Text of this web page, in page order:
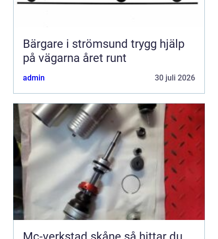
Bärgare i strömsund trygg hjälp
på vägarna året runt
admin 30 juli 2026